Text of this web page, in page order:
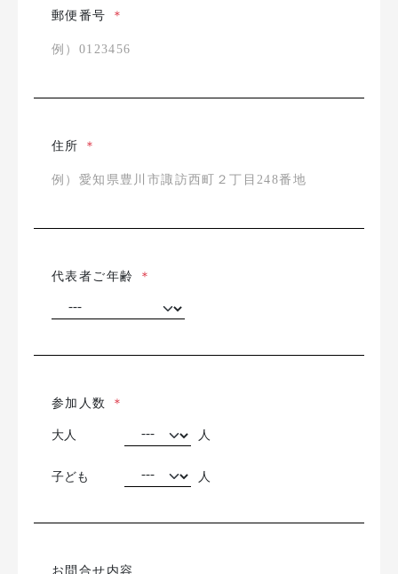
郵便番号 ＊
住所 ＊
代表者ご年齢 ＊
参加人数 ＊
大人 人
子ども 人
お問合せ内容